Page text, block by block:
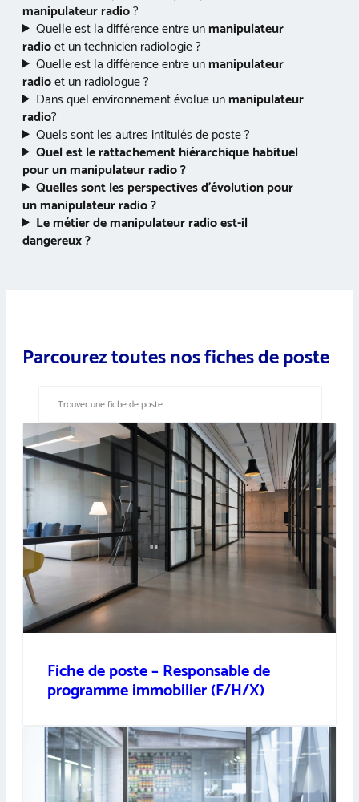
manipulateur radio?
Quelle est la différence entre unmanipulateur
radioet un technicien radiologie ?
Quelle est la différence entre unmanipulateur
radioet un radiologue ?
Dans quel environnement évolue unmanipulateur
radio?
Quels sont les autres intitulés de poste ?
Quel est le rattachement hiérarchique habituel
pour unmanipulateur radio?
Quelles sont les perspectives d’évolution pour
unmanipulateur radio?
Le métier de manipulateur radio est-il
dangereux ?
Parcourez toutes nos fiches de poste
Fiche de poste – Responsable de
programme immobilier (F/H/X)